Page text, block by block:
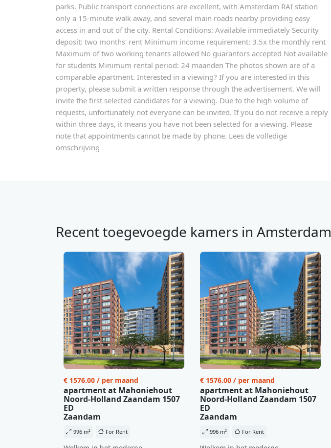
parks. Public transport connections are excellent, with Amsterdam RAI station
only a 15-minute walk away, and several main roads nearby providing easy
access in and out of the city. Rental Conditions: Available immediately Security
deposit: two months' rent Minimum income requirement: 3.5x the monthly rent
Maximum of two working tenants allowed No guarantors accepted Not available
for students Minimum rental period: 24 maanden The photos shown are of a
comparable apartment. Interested in a viewing? If you are interested in this
property, please submit a written response through the advertisement. We will
invite the first selected candidates for a viewing. Due to the high volume of
requests, unfortunately not everyone can be invited. If you do not receive a reply
within three days, it means you have not been selected for a viewing. Please
note that appointments cannot be made by phone. Lees de volledige
omschrijving
Recent toegevoegde kamers in Amsterdam
€ 1576.00 / per maand
apartment at Mahoniehout
Noord-Holland Zaandam 1507
ED
Zaandam
996 m² For Rent
€ 1576.00 / per maand
apartment at Mahoniehout
Noord-Holland Zaandam 1507
ED
Zaandam
996 m² For Rent